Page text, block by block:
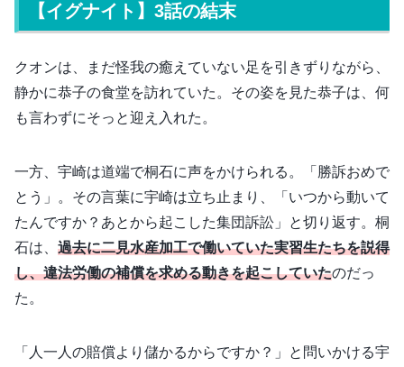
【イグナイト】3話の結末
クオンは、まだ怪我の癒えていない足を引きずりながら、
静かに恭子の食堂を訪れていた。その姿を見た恭子は、何
も言わずにそっと迎え入れた。
一方、宇崎は道端で桐石に声をかけられる。「勝訴おめで
とう」。その言葉に宇崎は立ち止まり、「いつから動いて
たんですか？あとから起こした集団訴訟」と切り返す。桐
石は、 過去に二見水産加工で働いていた実習生たちを説得
し、違法労働の補償を求める動きを起こしていたのだっ
た。
「人一人の賠償より儲かるからですか？」と問いかける宇